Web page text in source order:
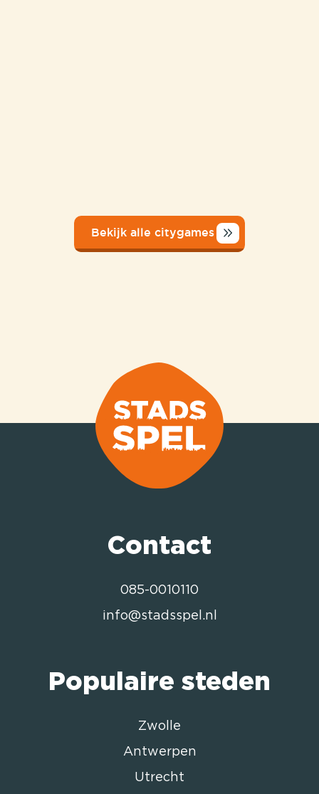
Bekijk alle citygames
Contact
085-0010110
info@stadsspel.nl
Populaire steden
Zwolle
Antwerpen
Utrecht